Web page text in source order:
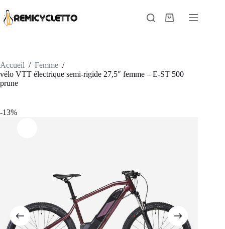
au
contenu
Panier
Accueil / Femme /
vélo VTT électrique semi-rigide 27,5″ femme – E-ST 500
prune
-13%